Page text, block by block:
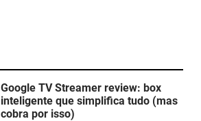
Google TV Streamer review: box
inteligente que simplifica tudo (mas
cobra por isso)